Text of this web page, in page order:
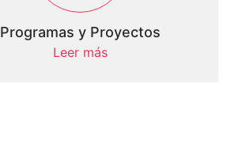
Programas y Proyectos
Leer más